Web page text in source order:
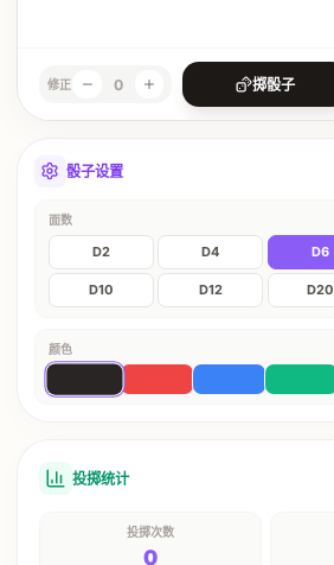
修正 0 掷骰子
骰子设置
面数
D2 D4 D6
D10 D12 D20
颜色
投掷统计
投掷次数
0